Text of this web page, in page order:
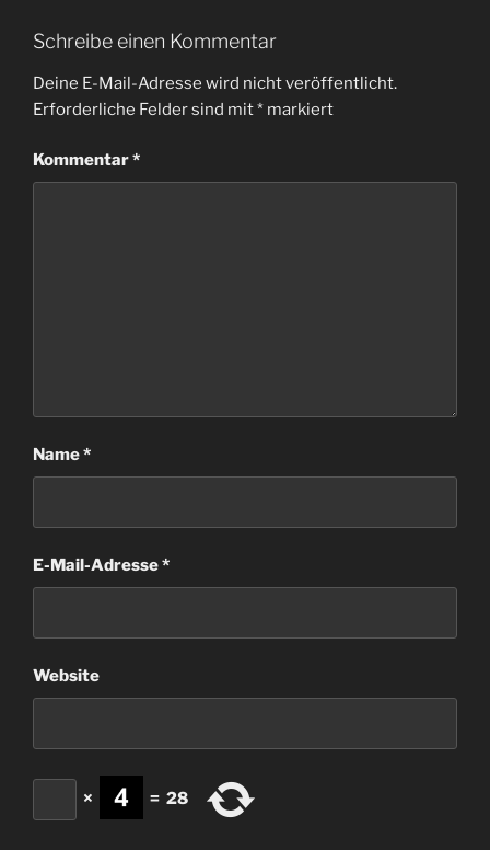
Schreibe einen Kommentar
Deine E-Mail-Adresse wird nicht veröffentlicht.
Erforderliche Felder sind mit* markiert
Kommentar*
Name*
E-Mail-Adresse*
Website
× = 28